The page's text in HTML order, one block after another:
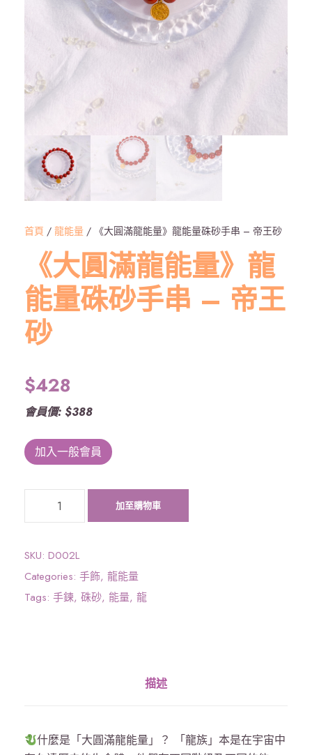
首頁 / 龍能量 / 《大圓滿龍能量》龍能量硃砂手串 – 帝王砂
《大圓滿龍能量》龍
能量硃砂手串 – 帝王
砂
$428
會員價: $388
加入一般會員
滿
龍
能
手
加至購物車
SKU: D002L
Categories: 手飾, 龍能量
Tags: 手鍊, 硃砂, 能量, 龍
描述
什麼是「大圓滿龍能量」？ 「龍族」本是在宇宙中